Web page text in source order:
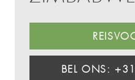
BEL ONS: